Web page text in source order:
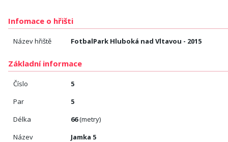
Infomace o hřišti
Název hřiště FotbalPark Hluboká nad Vltavou - 2015
Základní informace
Číslo
5
Par
5
Délka
66(metry)
Název
Jamka 5